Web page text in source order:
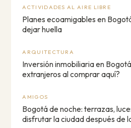
ACTIVIDADES AL AIRE LIBRE
Planes ecoamigables en
dejar huella
ARQUITECTURA
Inversión inmobiliaria en
extranjeros al comprar aquí?
AMIGOS
Bogotá de noche: terrazas,
disfrutar la ciudad después de